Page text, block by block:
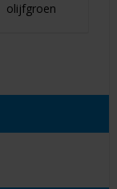
olijfgroen